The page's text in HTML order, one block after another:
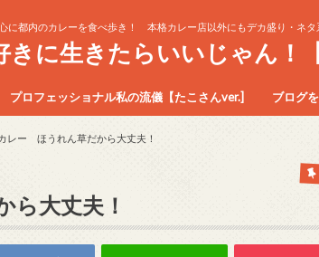
に都内のカレーを食べ歩き！ 本格カレー店以外にもデカ盛り・ネ
に生きたらいいじゃん！
プロフェッショナル私の流儀【たこさんver.] ブログ
レー ほうれん草だから大丈夫！
大丈夫！